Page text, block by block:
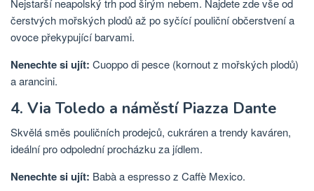
čerstvých mořských plodů až po syčící pouliční občerstvení a
ovoce překypující barvami.
Nenechte si ujít: Cuoppo di pesce (kornout z mořských plodů)
a arancini.
4. Via Toledo a náměstí Piazza Dante
Skvělá směs pouličních prodejců, cukráren a trendy kaváren,
ideální pro odpolední procházku za jídlem.
Nenechte si ujít: Babà a espresso z Caffè Mexico.